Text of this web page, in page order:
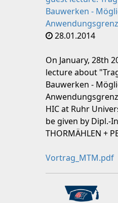
Bauwerken -
28.01.2014
On January, 28th
lecture about
Bauwerken -
HIC at Ruhr
be given by Dipl.-
THORMÄHLEN +
Vortrag_MTM.pdf